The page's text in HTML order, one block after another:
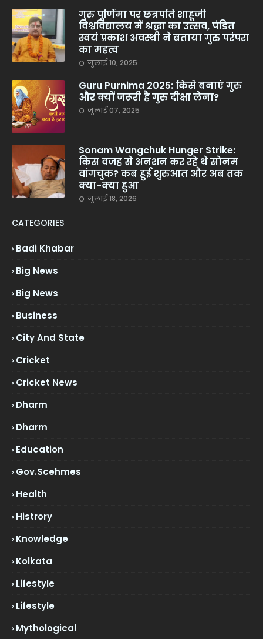
गुरु पूर्णिमा पर छत्रपति शाहूजी
विश्वविद्यालय में श्रद्धा का उत्सव, पंडित
स्वयं प्रकाश अवस्थी ने बताया गुरु परंपरा
का महत्व
जुलाई 10, 2025
Guru Purnima 2025: किसे बनाएं गुरु
और क्यों जरूरी है गुरु दीक्षा लेना?
जुलाई 07, 2025
Sonam Wangchuk Hunger Strike:
किस वजह से अनशन कर रहे थे सोनम
वांगचुक? कब हुई शुरुआत और अब तक
क्या-क्या हुआ
जुलाई 18, 2026
CATEGORIES
Badi Khabar
Big News
Big News
Business
City And State
Cricket
Cricket News
Dharm
Dharm
Education
Gov.scehmes
Health
Histrory
Knowledge
Kolkata
Lifestyle
Lifestyle
Mythological